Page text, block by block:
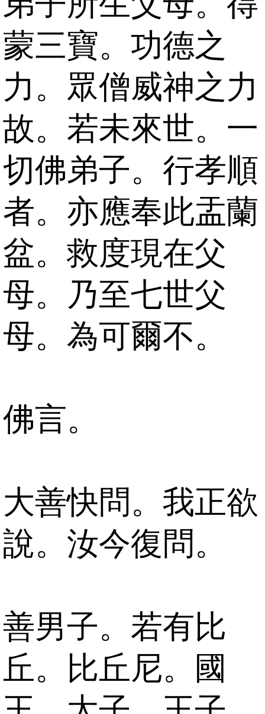
蒙三寶。功德之
力。眾僧威神之力
故。若未來世。一
切佛弟子。行孝順
者。亦應奉此盂蘭
盆。救度現在父
母。乃至七世父
母。為可爾不。
佛言。
大善快問。我正欲
說。汝今復問。
善男子。若有比
丘。比丘尼。國